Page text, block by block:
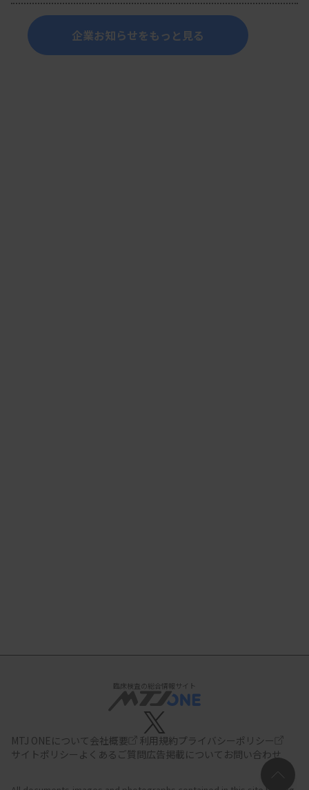
企業お知らせをもっと見る
臨床検査の総合情報サイト
MTJ ONEについて会社概要 利用規約プライバシーポリシー
サイトポリシー よくあるご質問広告掲載について お問い合わせ